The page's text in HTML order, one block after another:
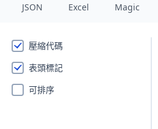
JSON Excel Magic
壓縮代碼
表頭標記
可排序